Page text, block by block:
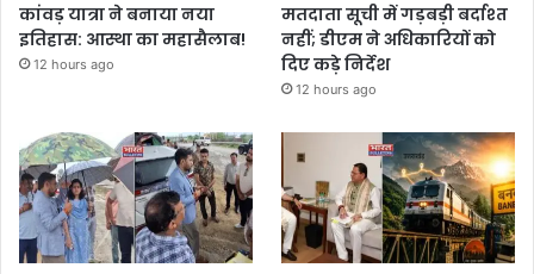
कांवड़ यात्रा ने बनाया नया
इतिहास: आस्था का महासैलाब!
12 hours ago
मतदाता सूची में गड़बड़ी बर्दाश्त
नहीं; डीएम ने अधिकारियों को
दिए कड़े निर्देश
12 hours ago